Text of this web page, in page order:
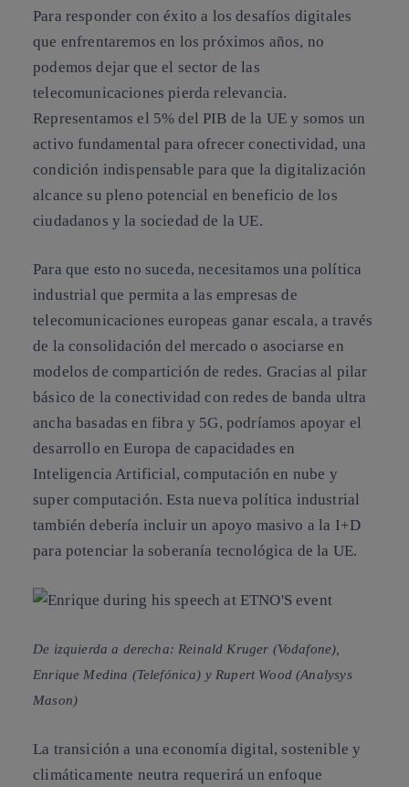
Para responder con éxito a los desafíos digitales
que enfrentaremos en los próximos años, no
podemos dejar que el sector de las
telecomunicaciones pierda relevancia.
Representamos el 5% del PIB de la UE y somos un
activo fundamental para ofrecer conectividad, una
condición indispensable para que la digitalización
alcance su pleno potencial en beneficio de los
ciudadanos y la sociedad de la UE.
Para que esto no suceda, necesitamosuna política
industrial que permita a las empresas de
telecomunicaciones europeas ganar escala, a través
de la consolidación del mercado o asociarse en
modelos de compartición de redes. Gracias al pilar
básico de la conectividad con redes de banda ultra
ancha basadas en fibra y 5G, podríamos apoyar el
desarrollo en Europa de capacidades en
Inteligencia Artificial, computación en nube y
super computación. Esta nueva política industrial
también debería incluir un apoyo masivo a la I+D
para potenciar la soberanía tecnológica de la UE.
De izquierda a derecha: Reinald Kruger (Vodafone),
Enrique Medina (Telefónica) y Rupert Wood (Analysys
Mason)
La transición a una economía digital, sostenible y
climáticamente neutra requerirá un enfoque